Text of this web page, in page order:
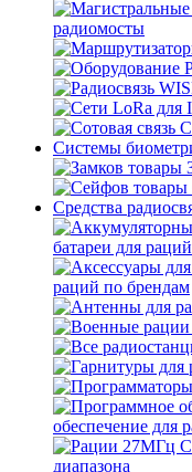
радиомосты
Системы
Средства
батареи для раций
раций по брендам
обеспечение для
диапазона